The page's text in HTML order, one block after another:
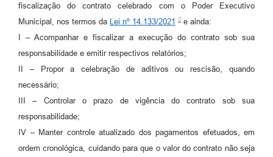
fiscalização do contrato celebrado com o Poder Executivo
Municipal, nos termos da Lei nº 14.133/2021
e ainda:
I – Acompanhar e fiscalizar a execução do contrato sob sua
responsabilidade e emitir respectivos relatórios;
II – Propor a celebração de aditivos ou rescisão, quando
necessário;
III – Controlar o prazo de vigência do contrato sob sua
responsabilidade;
IV – Manter controle atualizado dos pagamentos efetuados, em
ordem cronológica, cuidando para que o valor do contrato não seja